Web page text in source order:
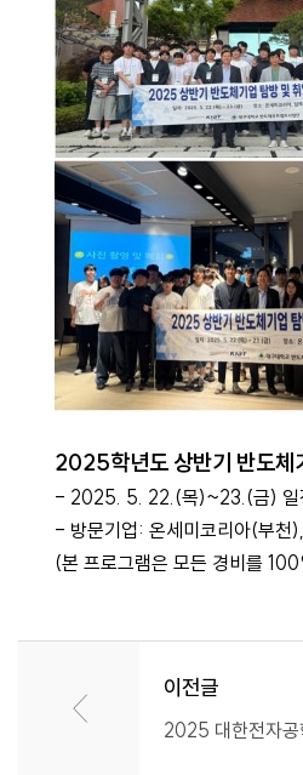
2025학년도 상반기 반도체
- 2025. 5. 22.(목)~23.(금) 일정
- 방문기업: 온세미코리아(부천
(본 프로그램은 모든 경비를
이전글
2025 대한전자공